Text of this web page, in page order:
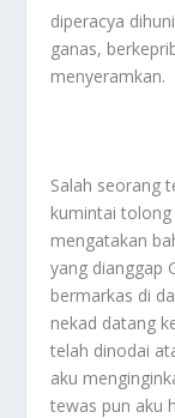
diperacya
ganas,
menyeramkan.
Salah seorang
kumintai
mengatakan
yang dianggap
bermarkas di
nekad datang
telah dinodai
aku
tewas pun aku